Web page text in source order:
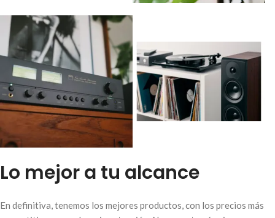
Lo mejor a tu alcance
En definitiva, tenemos los mejores productos, con los precios más